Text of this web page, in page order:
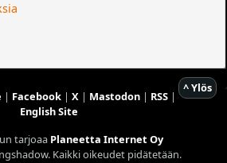
^ Ylös
| Facebook| X| Mastodon| RSS|
English Site
tarjoaa Planeetta Internet Oy
Kaikki oikeudet pidätetään.